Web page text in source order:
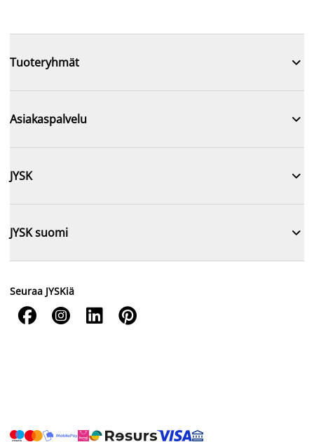
Tuoteryhmät 
Asiakaspalvelu 
JYSK 
JYSK suomi 
Seuraa JYSKiä
   